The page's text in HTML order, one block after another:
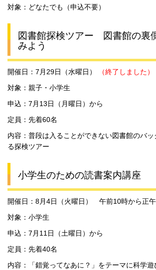
対象：どなたでも（申込不要）
図書館探検ツアー 図書館の裏
みよう
開催日：7月29日（水曜日）
（終了しました）
対象：親子・小学生
申込：7月13日（月曜日）から
定員：先着60名
内容：普段は入ることができない図書館のバ
る探検ツアー
小学生のための読書案内講座
開催日：8月4日（火曜日） 午前10時から正午
対象：小学生
申込：7月11日（土曜日）から
定員：先着40名
内容：「錯覚ってなあに？」をテーマに科学遊